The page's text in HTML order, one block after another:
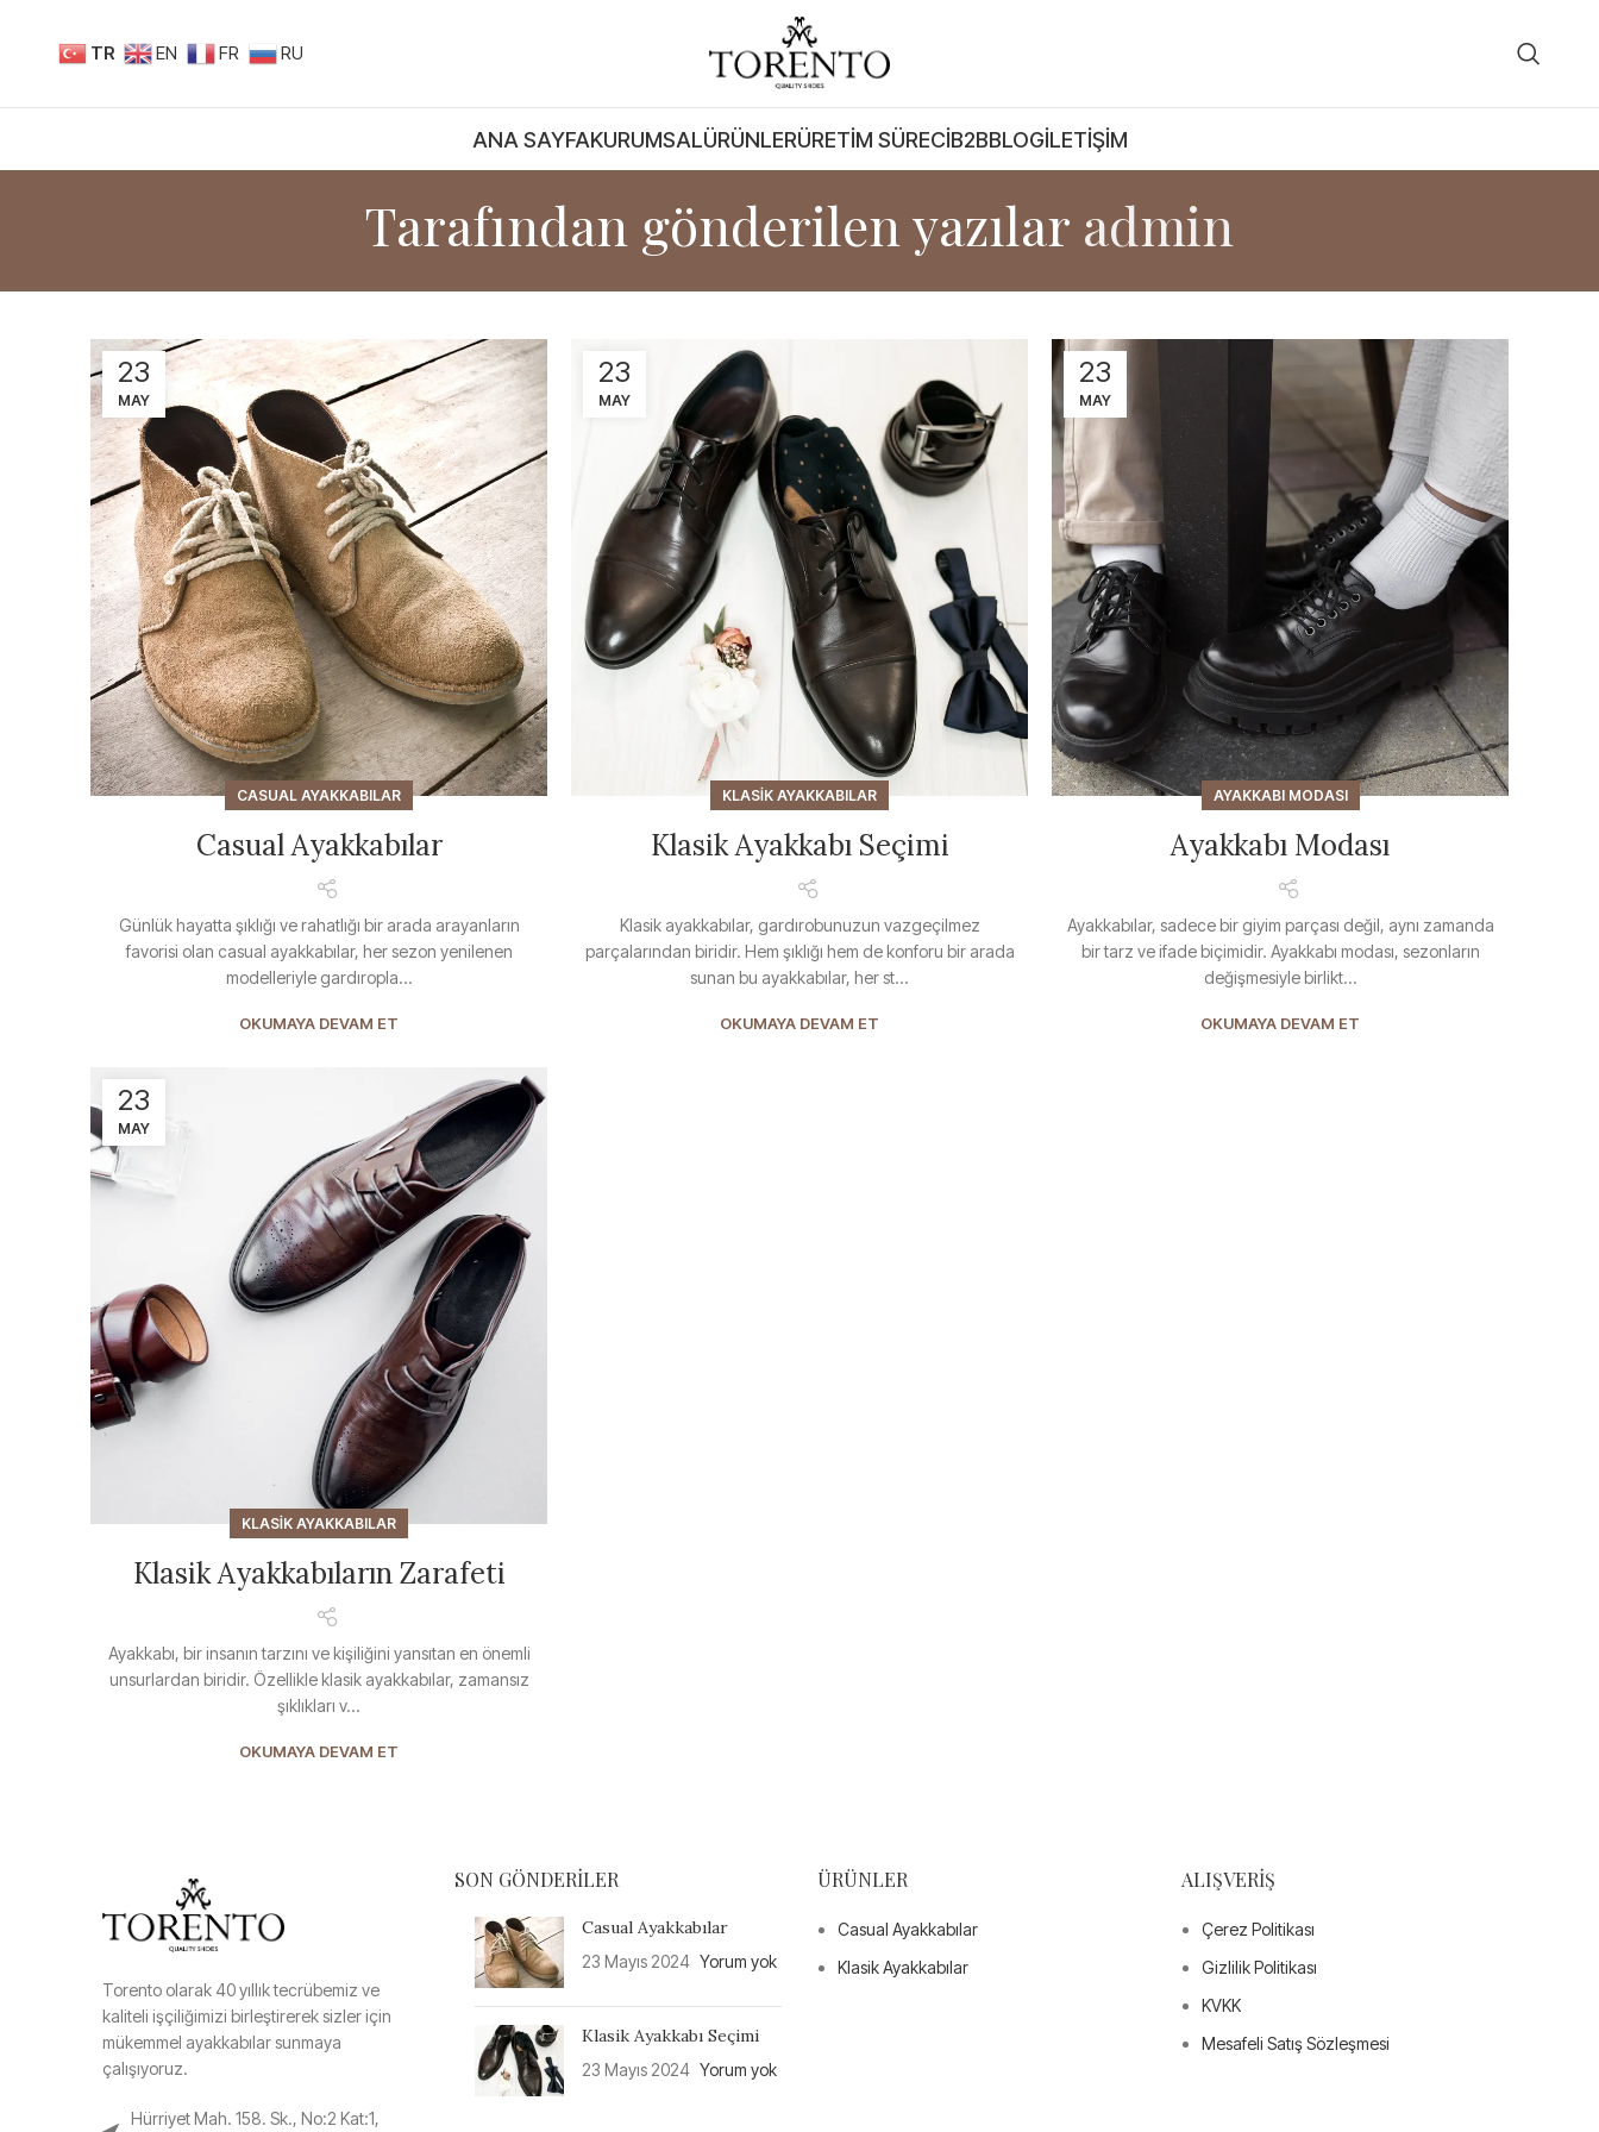
TR EN FR RU
ANA SAYFAKURUMSALÜRÜNLERÜRETIM SÜRECIB2BBLOGİLETIŞIM
Tarafından gönderilen yazılar admin
23
MAY
CASUAL AYAKKABILAR
Casual Ayakkabılar
Günlük hayatta şıklığı ve rahatlığı bir arada arayanların
favorisi olan casual ayakkabılar, her sezon yenilenen
modelleriyle gardıropla...
OKUMAYA DEVAM ET
23
MAY
KLASIK AYAKKABILAR
Klasik Ayakkabı Seçimi
Klasik ayakkabılar, gardırobunuzun vazgeçilmez
parçalarından biridir. Hem şıklığı hem de konforu bir arada
sunan bu ayakkabılar, her st...
OKUMAYA DEVAM ET
23
MAY
AYAKKABI MODASI
Ayakkabı Modası
Ayakkabılar, sadece bir giyim parçası değil, aynı zamanda
bir tarz ve ifade biçimidir. Ayakkabı modası, sezonların
değişmesiyle birlikt...
OKUMAYA DEVAM ET
23
MAY
KLASIK AYAKKABILAR
Klasik Ayakkabıların Zarafeti
Ayakkabı, bir insanın tarzını ve kişiliğini yansıtan en önemli
unsurlardan biridir. Özellikle klasik ayakkabılar, zamansız
şıklıkları v...
OKUMAYA DEVAM ET
Torento olarak 40 yıllık tecrübemiz ve
kaliteli işçiliğimizi birleştirerek sizler için
mükemmel ayakkabılar sunmaya
çalışıyoruz.
Hürriyet Mah. 158. Sk., No:2 Kat:1,
SON GÖNDERILER
Casual Ayakkabılar
23 Mayıs 2024 Yorum yok
Klasik Ayakkabı Seçimi
23 Mayıs 2024 Yorum yok
ÜRÜNLER
Casual Ayakkabılar
Klasik Ayakkabılar
ALIŞVERIŞ
Çerez Politikası
Gizlilik Politikası
KVKK
Mesafeli Satış Sözleşmesi